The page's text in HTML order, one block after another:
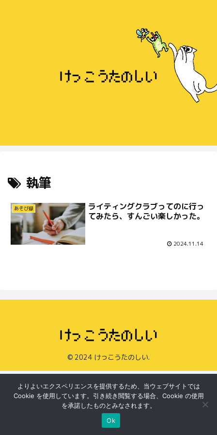
執筆
あそび録
ライティングクラブってのに行っ
てみたら、すんごい楽しかった。
2024.11.14
© 2024 けっこうたのしい.
よりよいエクスペリエンスを提供するため、当ウェブサイトでは
Cookie を使用しています。引き続き閲覧する場合、Cookie の使用
を承諾したものとみなされます。
Ok